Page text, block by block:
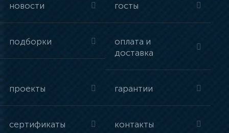
новости госты
подборки
оплата и
доставка
проекты гарантии
сертификаты контакты